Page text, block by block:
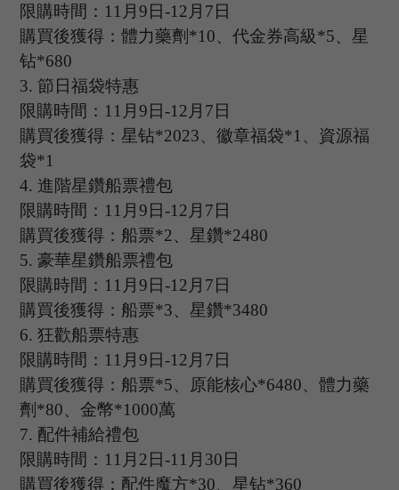
限購時間： 11 月9日-12 月 7日
購買後獲得：體力藥劑 *10、代金券高級*5、星
钻*680
3. 節日福袋特惠
限購時間： 11 月9日-12 月 7日
購買後獲得：星钻*2023、徽章福袋*1、資源福
袋*1
4. 進階星鑽船票禮包
限購時間： 11 月9日-12 月 7日
購買後獲得：船票*2、星鑽*2480
5. 豪華星鑽船票禮包
限購時間： 11 月9日-12 月 7日
購買後獲得：船票*3、星鑽*3480
6. 狂歡船票特惠
限購時間： 11 月9日-12 月 7日
購買後獲得：船票*5、原能核心*6480、體力藥
劑*80、金幣*1000萬
7. 配件補給禮包
限購時間： 11 月 2 日-11 月 30日
購買後獲得：配件魔方*30、星钻*360